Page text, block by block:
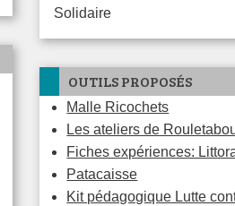
Solidaire
OUTILS PROPOSÉS
Malle Ricochets
Les ateliers de
Fiches expériences:
Patacaisse
Kit pédagogique Lutte